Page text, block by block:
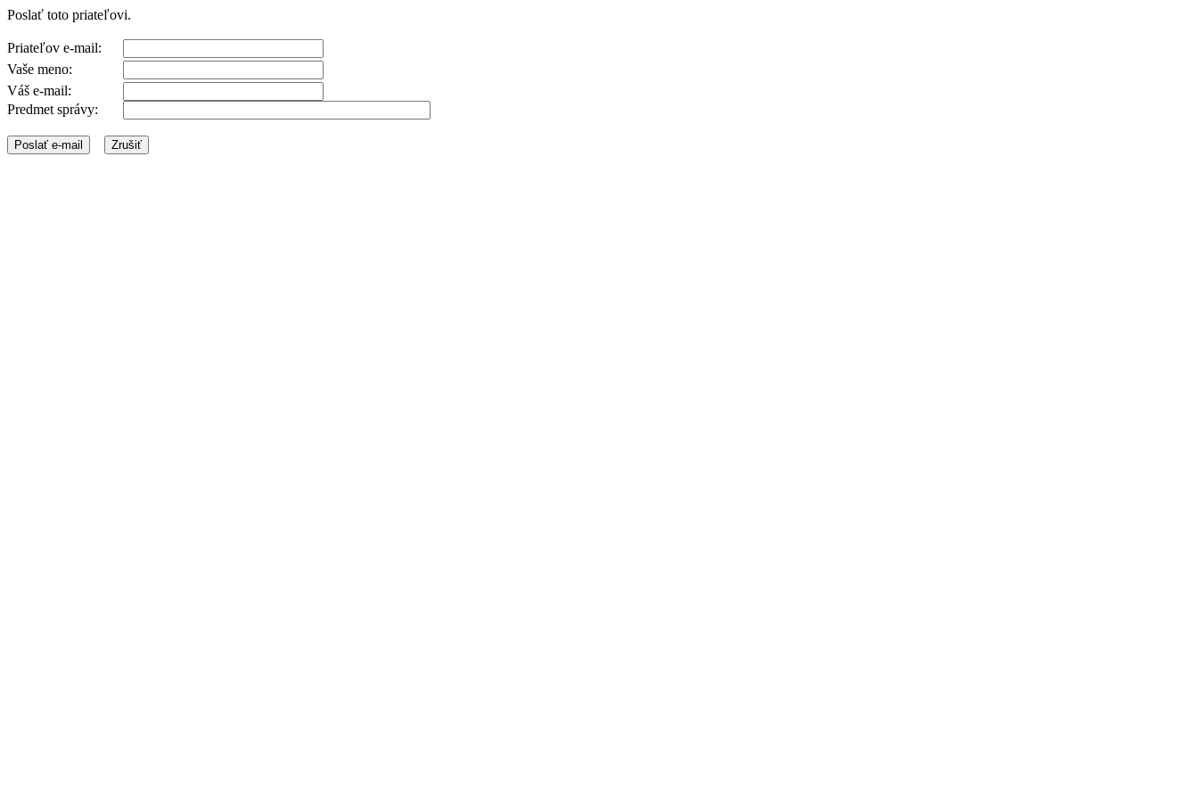
Poslať toto priateľovi.
Priateľov e-mail:
Vaše meno:
Váš e-mail:
Predmet správy: